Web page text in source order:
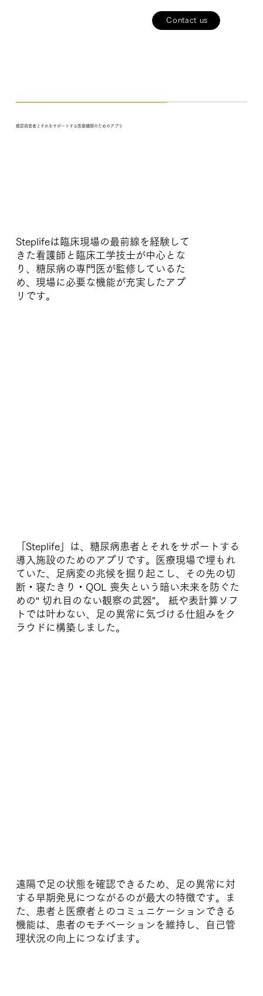
Contact us
糖尿病患者とそれをサポートする医療機関のためのアプリ
Steplifeは臨床現場の最前線を経験して
きた看護師と臨床工学技士が中心とな
り、糖尿病の専門医が監修しているた
め、現場に必要な機能が充実したアプ
リです。
「Steplife」は、糖尿病患者とそれをサポートする
導入施設のためのアプリです。医療現場で埋もれ
ていた、足病変の兆候を掘り起こし、その先の切
断・寝たきり・QOL 喪失という暗い未来を防ぐた
めの“ 切れ目のない観察の武器”。 紙や表計算ソフ
トでは叶わない、足の異常に気づける仕組みをク
ラウドに構築しました。
遠隔で足の状態を確認できるため、足の異常に対
する早期発見につながるのが最大の特徴です。ま
た、患者と医療者とのコミュニケーションできる
機能は、患者のモチベーションを維持し、自己管
理状況の向上につなげます。